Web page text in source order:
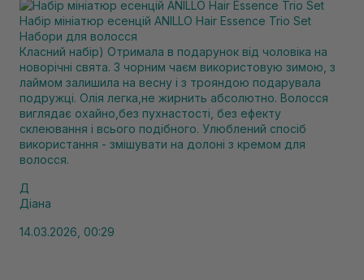
Набір мініатюр есенцій ANILLO Hair Essence Trio Set
Набори для волосся
Класний набір) Отримала в подарунок від чоловіка на
новорічні свята. З чорним чаєм використовую зимою, з
лаймом залишила на весну і з трояндою подарувала
подружці. Олія легка,не жирнить абсолютно. Волосся
виглядає охайно,без пухнастості, без ефекту
склеювання і всього подібного. Улюблений спосіб
використання - змішувати на долоні з кремом для
волосся.
Д
Діана
14.03.2026, 00:29